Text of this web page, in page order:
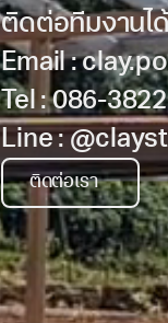
ติดต่อทีมงานไ
Email :
Tel :086-
Line :
ติดต่อเรา
ติดต่อเรา